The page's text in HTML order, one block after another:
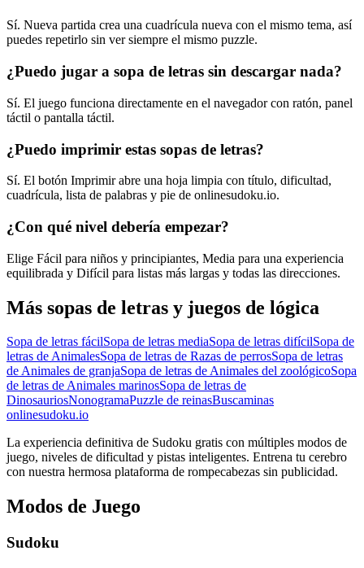
Sí. Nueva partida crea una cuadrícula nueva con el mismo tema, así
puedes repetirlo sin ver siempre el mismo puzzle.
¿Puedo jugar a sopa de letras sin descargar nada?
Sí. El juego funciona directamente en el navegador con ratón, panel
táctil o pantalla táctil.
¿Puedo imprimir estas sopas de letras?
Sí. El botón Imprimir abre una hoja limpia con título, dificultad,
cuadrícula, lista de palabras y pie de onlinesudoku.io.
¿Con qué nivel debería empezar?
Elige Fácil para niños y principiantes, Media para una experiencia
equilibrada y Difícil para listas más largas y todas las direcciones.
Más sopas de letras y juegos de lógica
Sopa de letras fácilSopa de letras mediaSopa de letras difícilSopa de
letras de AnimalesSopa de letras de Razas de perrosSopa de letras
de Animales de granjaSopa de letras de Animales del zoológicoSopa
de letras de Animales marinosSopa de letras de
DinosauriosNonogramaPuzzle de reinasBuscaminas
onlinesudoku.io
La experiencia definitiva de Sudoku gratis con múltiples modos de
juego, niveles de dificultad y pistas inteligentes. Entrena tu cerebro
con nuestra hermosa plataforma de rompecabezas sin publicidad.
Modos de Juego
Sudoku